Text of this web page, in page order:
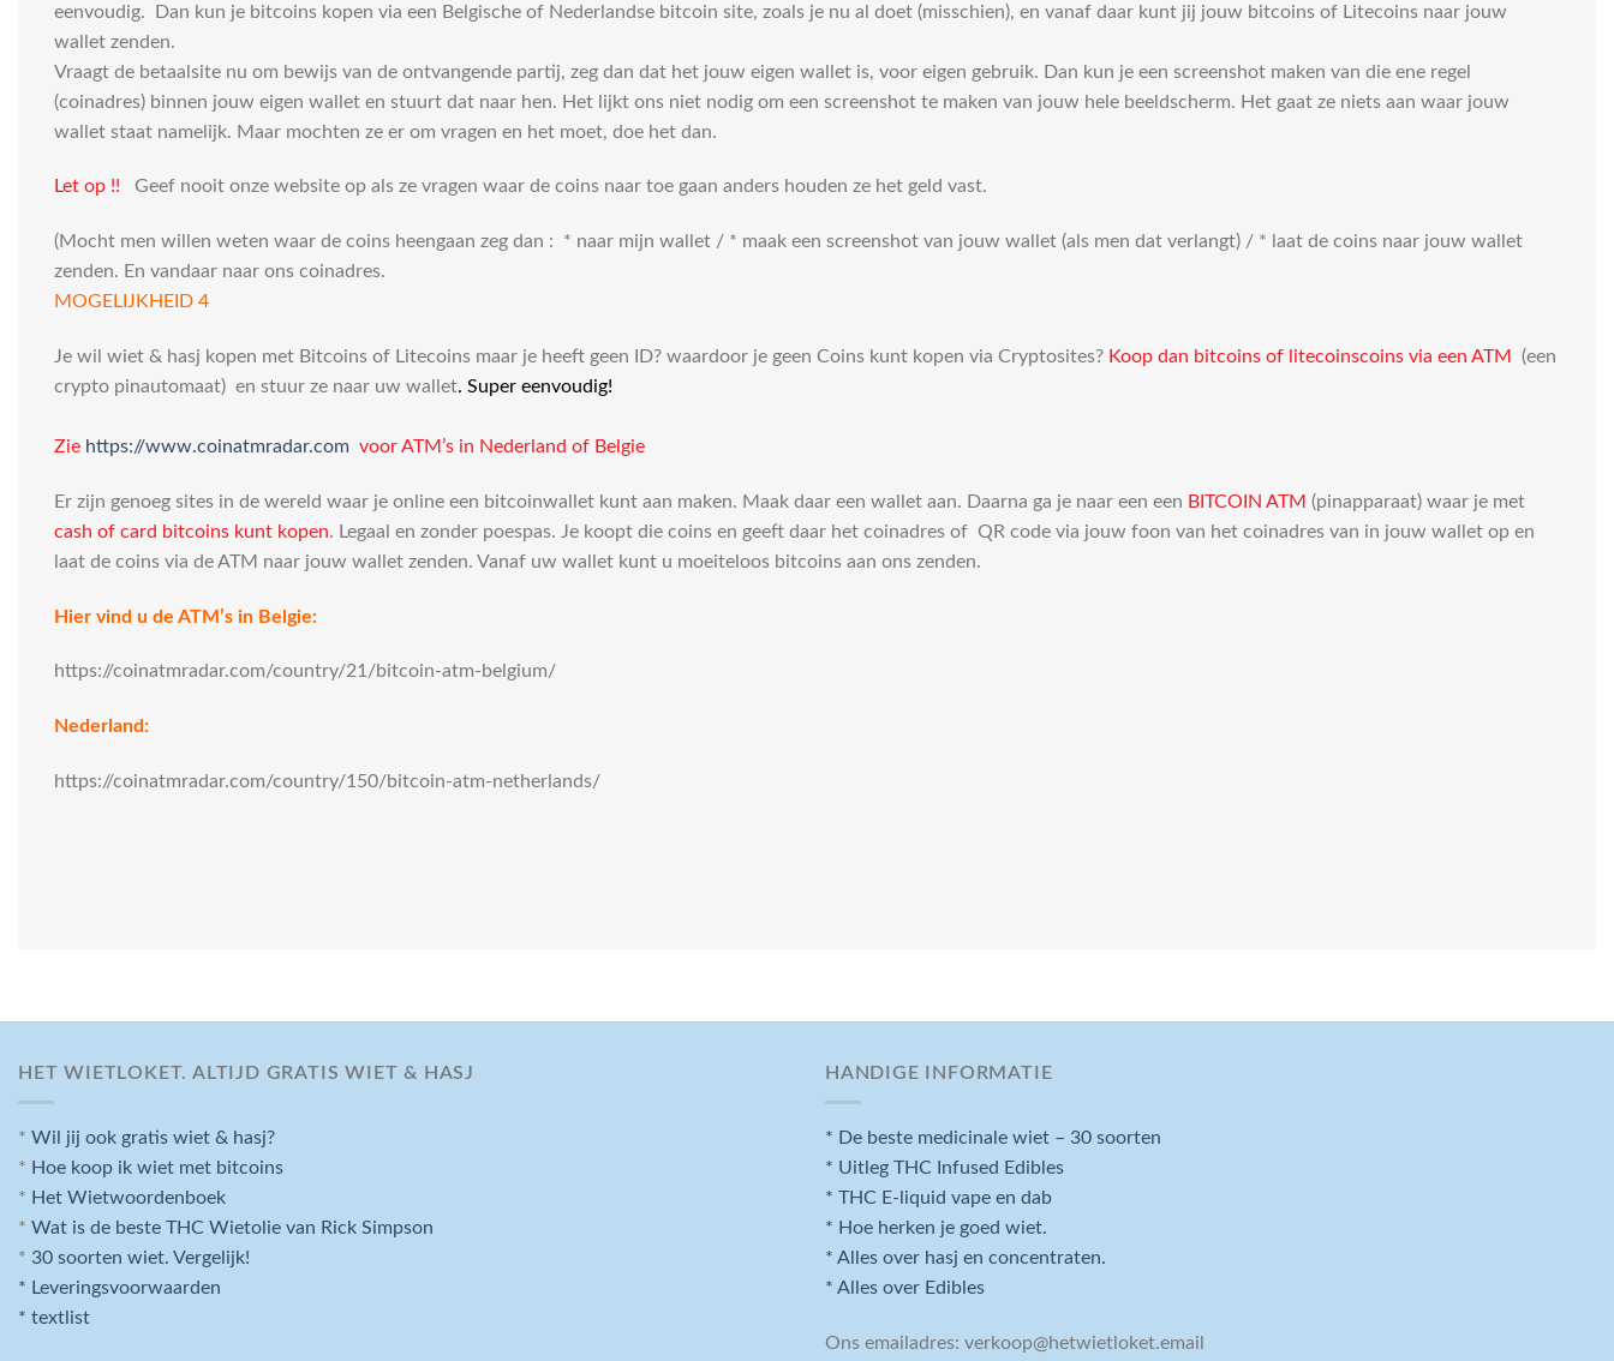
eenvoudig. Dan kun je bitcoins kopen via een Belgische of Nederlandse bitcoin site, zoals je nu al doet (misschien), en vanaf daar kunt jij jouw bitcoins of Litecoins naar jouw
wallet zenden.
Vraagt de betaalsite nu om bewijs van de ontvangende partij, zeg dan dat het jouw eigen wallet is, voor eigen gebruik. Dan kun je een screenshot maken van die ene regel
(coinadres) binnen jouw eigen wallet en stuurt dat naar hen. Het lijkt ons niet nodig om een screenshot te maken van jouw hele beeldscherm. Het gaat ze niets aan waar jouw
wallet staat namelijk. Maar mochten ze er om vragen en het moet, doe het dan.
Let op !! Geef nooit onze website op als ze vragen waar de coins naar toe gaan anders houden ze het geld vast.
(Mocht men willen weten waar de coins heengaan zeg dan : * naar mijn wallet / * maak een screenshot van jouw wallet (als men dat verlangt) / * laat de coins naar jouw wallet
zenden. En vandaar naar ons coinadres.
MOGELIJKHEID 4
Je wil wiet & hasj kopen met Bitcoins of Litecoins maar je heeft geen ID? waardoor je geen Coins kunt kopen via Cryptosites? Koop dan bitcoins of litecoinscoins via een ATM
(een
crypto pinautomaat) en stuur ze naar uw wallet. Super eenvoudig!
Zie https://www.coinatmradar.com voor ATM’s in Nederland of Belgie
Er zijn genoeg sites in de wereld waar je online een bitcoinwallet kunt aan maken. Maak daar een wallet aan. Daarna ga je naar een een BITCOIN ATM (pinapparaat) waar je met
cash of card bitcoins kunt kopen. Legaal en zonder poespas. Je koopt die coins en geeft daar het coinadres of QR code via jouw foon van het coinadres van in jouw wallet op en
laat de coins via de ATM naar jouw wallet zenden. Vanaf uw wallet kunt u moeiteloos bitcoins aan ons zenden.
Hier vind u de ATM’s in Belgie:
https://coinatmradar.com/country/21/bitcoin-atm-belgium/
Nederland:
https://coinatmradar.com/country/150/bitcoin-atm-netherlands/
HET WIETLOKET. ALTIJD GRATIS WIET & HASJ
* Wil jij ook gratis wiet & hasj?
* Hoe koop ik wiet met bitcoins
* Het Wietwoordenboek
* Wat is de beste THC Wietolie van Rick Simpson
* 30 soorten wiet. Vergelijk!
* Leveringsvoorwaarden
* textlist
HANDIGE INFORMATIE
* De beste medicinale wiet – 30 soorten
* Uitleg THC Infused Edibles
* THC E-liquid vape en dab
* Hoe herken je goed wiet.
* Alles over hasj en concentraten.
* Alles over Edibles
Ons emailadres: verkoop@hetwietloket.email